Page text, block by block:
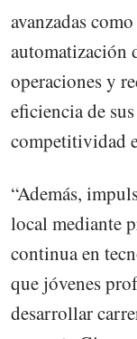
avanzadas
automatización
operaciones y
eficiencia de
competitividad
“Además,
local mediante
continua en
que jóvenes
desarrollar